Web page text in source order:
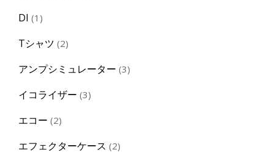
DI 1 1
Tシャツ 22
アンプシミュレーター 33
イコライザー 33
エコー 22
エフェクターケース 22